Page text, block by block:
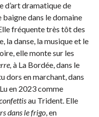
d’art dramatique de
dans le domaine
fréquente très tôt des
la danse, la musique et le
elle monte sur les
à La Bordée, dans le
dors en marchant, dans
en 2023 comme
au Trident. Elle
dans le frigo, en